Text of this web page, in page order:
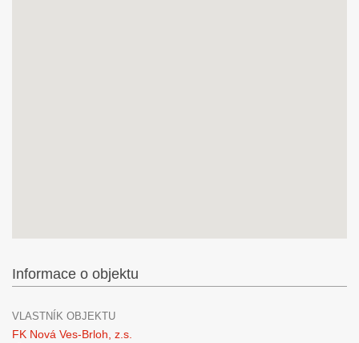
Informace o objektu
VLASTNÍK OBJEKTU
FK Nová Ves-Brloh, z.s.